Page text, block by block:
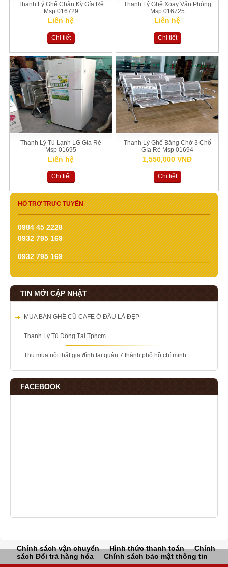
Thanh Lý Ghế Chân Kỳ Gía Rẻ
Msp 016729
Liên hệ
Chi tiết
Thanh Lý Ghế Xoay Văn Phòng
Msp 016725
Liên hệ
Chi tiết
Thanh Lý Tủ Lạnh LG Gía Rẻ
Msp 01695
Liên hệ
Chi tiết
Thanh Lý Ghế Băng Chờ 3 Chổ
Gía Rẻ Msp 01694
1,550,000 VNĐ
Chi tiết
HỔ TRỢ TRỰC TUYẾN
0984 45 2228
0932 795 169
0932 795 169
TIN MỚI CẬP NHẬT
MUA BÀN GHẾ CŨ CAFE Ở ĐÂU LÀ ĐẸP
Thanh Lý Tủ Đông Tại Tphcm
Thu mua nội thất gia đình tại quận 7 thành phố hồ chí minh
FACEBOOK
Chính sách vận chuyển Hình thức thanh toán
Chính
sách Đổi trả hàng hóa
Chính sách bảo mật thông tin